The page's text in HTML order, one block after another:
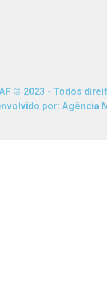
© 2023 - Todos
por: Agência